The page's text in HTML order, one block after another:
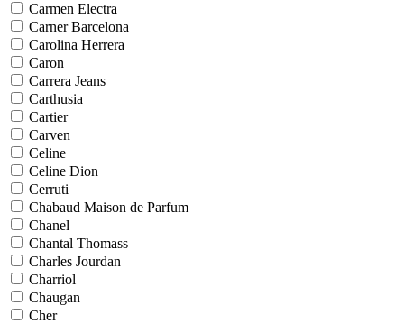
Carmen Electra
Carner Barcelona
Carolina Herrera
Caron
Carrera Jeans
Carthusia
Cartier
Carven
Celine
Celine Dion
Cerruti
Chabaud Maison de Parfum
Chanel
Chantal Thomass
Charles Jourdan
Charriol
Chaugan
Cher